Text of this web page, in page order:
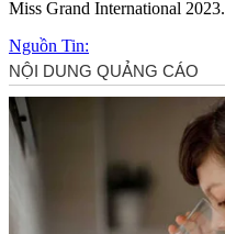
Miss Grand International 2023.
Nguồn Tin: